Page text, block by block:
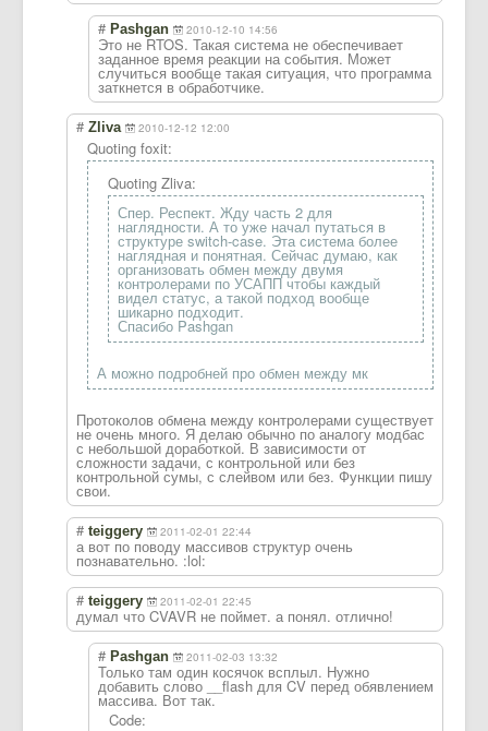
# Pashgan 2010-12-10 14:56
Это не RTOS. Такая система не обеспечивает
заданное время реакции на события. Может
случиться вообще такая ситуация, что программа
заткнется в обработчике.
# Zliva 2010-12-12 12:00
Quoting foxit:
Quoting Zliva:
Спер. Респект. Жду часть 2 для
наглядности. А то уже начал путаться в
структуре switch-case. Эта система более
наглядная и понятная. Сейчас думаю, как
организовать обмен между двумя
контролерами по УСАПП чтобы каждый
видел статус, а такой подход вообще
шикарно подходит.
Спасибо Pashgan
А можно подробней про обмен между мк
Протоколов обмена между контролерами существует
не очень много. Я делаю обычно по аналогу модбас
с небольшой доработкой. В зависимости от
сложности задачи, с контрольной или без
контрольной сумы, с слейвом или без. Функции пишу
свои.
# teiggery 2011-02-01 22:44
а вот по поводу массивов структур очень
познавательно. :lol:
# teiggery 2011-02-01 22:45
думал что CVAVR не поймет. а понял. отлично!
# Pashgan 2011-02-03 13:32
Только там один косячок всплыл. Нужно
добавить слово __flash для CV перед обявлением
массива. Вот так.
Code: